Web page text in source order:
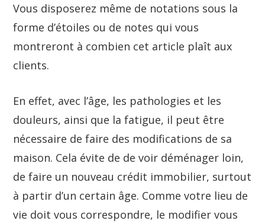
Vous disposerez même de notations sous la
forme d’étoiles ou de notes qui vous
montreront à combien cet article plaît aux
clients.
En effet, avec l’âge, les pathologies et les
douleurs, ainsi que la fatigue, il peut être
nécessaire de faire des modifications de sa
maison. Cela évite de de voir déménager loin,
de faire un nouveau crédit immobilier, surtout
à partir d’un certain âge. Comme votre lieu de
vie doit vous correspondre, le modifier vous